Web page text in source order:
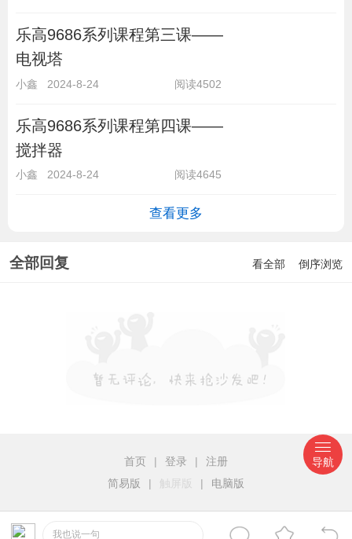
乐高9686系列课程第三课——
电视塔
小鑫 2024-8-24 阅读4502
乐高9686系列课程第四课——
搅拌器
小鑫 2024-8-24 阅读4645
查看更多
全部回复 看全部 倒序浏览
我也说一句
首页 | 登录 |
注册
简易版
| 触屏版 | 电脑版
导航